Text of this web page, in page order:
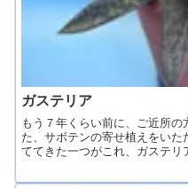
ガステリア
もう７年くらい前に、ご近所
た、サボテンの寄せ植えをい
ててきた一つがこれ、ガステリ